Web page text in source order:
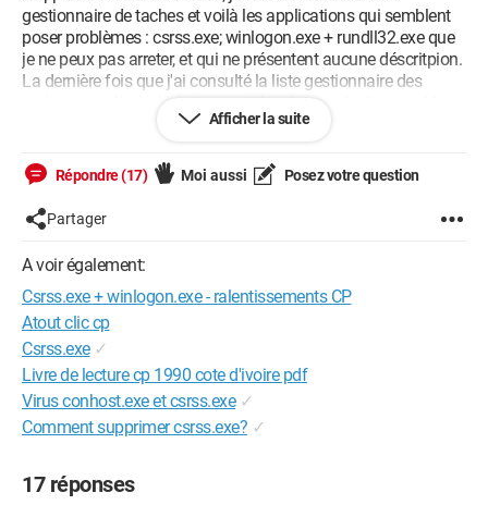
gestionnaire de taches et voilà les applications qui semblent
poser problèmes : csrss.exe; winlogon.exe + rundll32.exe que
je ne peux pas arreter, et qui ne présentent aucune déscritpion.
La dernière fois que j'ai consulté la liste gestionnaire des
taches, ceux là n'y étaient pas et depuis mon firefox semble
récupérer donner de sites que je ne visite même pas
juste en premier ligne de recherches), pouvez m'indiquer la
marche à suivre ?
Afficher la suite
Répondre (17) Moi aussi Posez votre question
Partager
A voir également:
Csrss.exe + winlogon.exe - ralentissements CP
Atout clic cp
Csrss.exe ✓
Livre de lecture cp 1990 cote d'ivoire pdf
Virus conhost.exe et csrss.exe ✓
Comment supprimer csrss.exe? ✓
17 réponses